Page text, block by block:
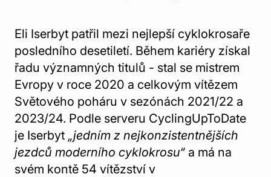
Eli Iserbyt patřil mezi nejlepší cyklokrosaře
posledního desetiletí. Během kariéry získal
řadu významných titulů - stal se mistrem
Evropy v roce 2020 a celkovým vítězem
Světového poháru v sezónách 2021/22 a
2023/24. Podle serveru CyclingUpToDate
je Iserbyt „jedním z nejkonzistentnějších
jezdců moderního cyklokrosu“ a má na
svém kontě 54 vítězství v